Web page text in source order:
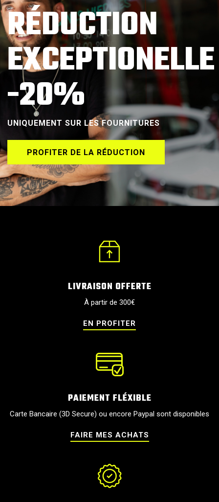
RÉDUCTION
EXCEPTIONELLE
-20%
UNIQUEMENT SUR LES FOURNITURES
PROFITER DE LA RÉDUCTION
LIVRAISON OFFERTE
À partir de 300€
EN PROFITER
PAIEMENT FLÉXIBLE
Carte Bancaire (3D Secure) ou encore Paypal sont disponibles
FAIRE MES ACHATS